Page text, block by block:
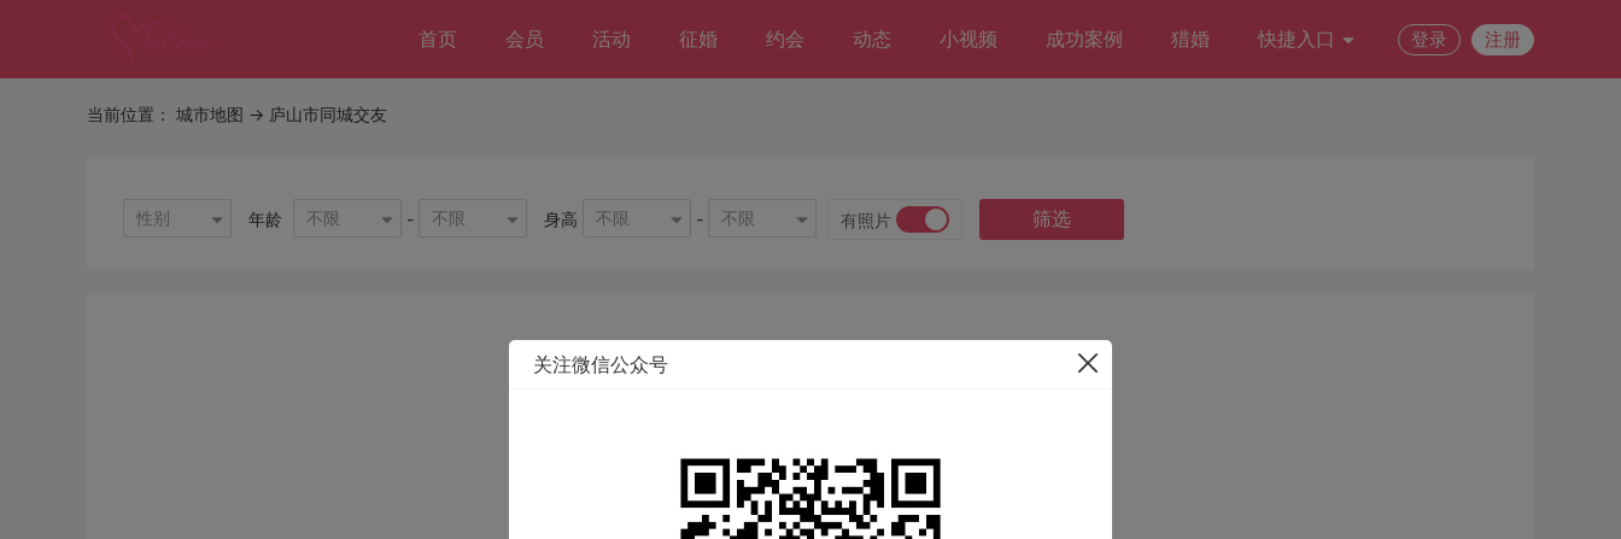
首页 会员 活动 征婚 约会 动态 小视频 成功案例 猎婚 快捷入口 登录 注册
当前位置： 城市地图 -> 庐山市同城交友
性别 年龄 不限 - 不限 身高 不限 - 不限 有照片 筛选
关注微信公众号